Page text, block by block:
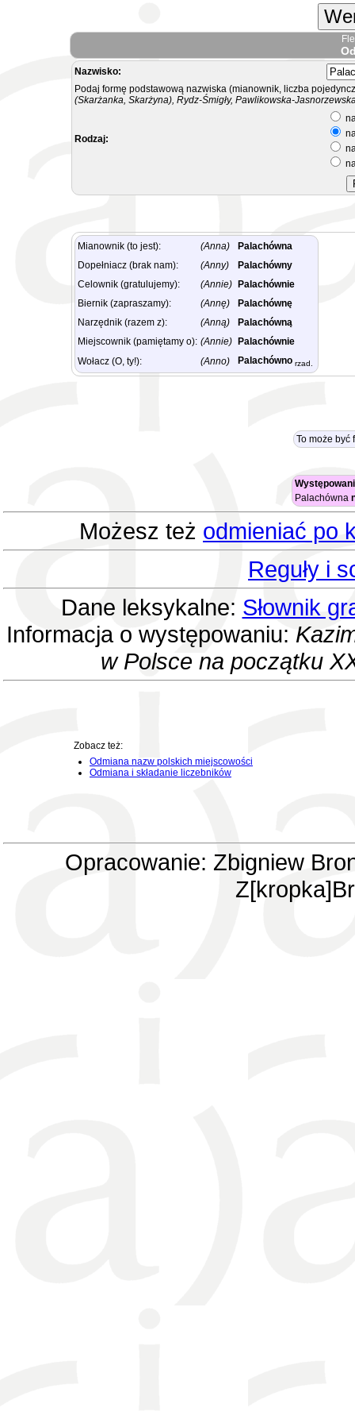
Nazwisko:
Podaj formę podstawową nazwiska (mianownik, liczba
(Skarżanka, Skarżyna), Rydz-Śmigły, Pawlikowska-
Rodzaj:
Mianownik (to jest): (Anna)
Palachówna
Dopełniacz (brak nam):
(Anny)
Palachówny
Celownik (gratulujemy):
(Annie)
Palachównie
Biernik (zapraszamy):
(Annę)
Palachównę
Narzędnik (razem z):
(Anną)
Palachówną
Miejscownik (pamiętamy o): (Annie)
Palachównie
Wołacz (O, ty!):
(Anno) Palachówno rzad.
To może być
Palachówna
Możesz też odmieniać po
Reguły i
Dane leksykalne: Słownik
Informacja o występowaniu:
w Polsce na początku
Zobacz też:
Odmiana nazw polskich miejscowości
Odmiana i składanie liczebników
Opracowanie: Zbigniew